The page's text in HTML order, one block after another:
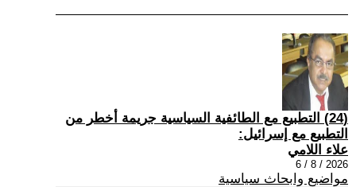
(24) التطبيع مع الطائفية السياسية جريمة أخطر من
التطبيع مع إسرائيل:
علاء اللامي
2026 / 8 / 6
مواضيع وابحاث سياسية